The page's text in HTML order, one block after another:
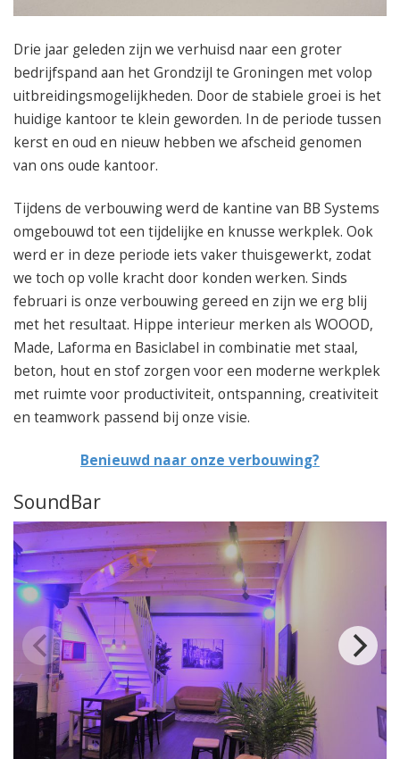
Drie jaar geleden zijn we verhuisd naar een groter
bedrijfspand aan het Grondzijl te Groningen met volop
uitbreidingsmogelijkheden. Door de stabiele groei is het
huidige kantoor te klein geworden. In de periode tussen
kerst en oud en nieuw hebben we afscheid genomen
van ons oude kantoor.
Tijdens de verbouwing werd de kantine van BB Systems
omgebouwd tot een tijdelijke en knusse werkplek. Ook
werd er in deze periode iets vaker thuisgewerkt, zodat
we toch op volle kracht door konden werken. Sinds
februari is onze verbouwing gereed en zijn we erg blij
met het resultaat. Hippe interieur merken als WOOOD,
Made, Laforma en Basiclabel in combinatie met staal,
beton, hout en stof zorgen voor een moderne werkplek
met ruimte voor productiviteit, ontspanning, creativiteit
en teamwork passend bij onze visie.
Benieuwd naar onze verbouwing?
SoundBar